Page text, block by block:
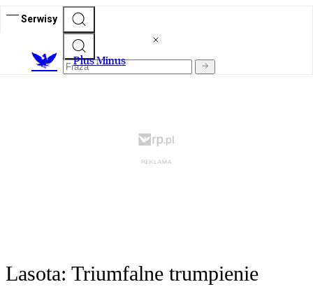
Serwisy
Plus Minus
Lasota: Triumfalne trumpienie